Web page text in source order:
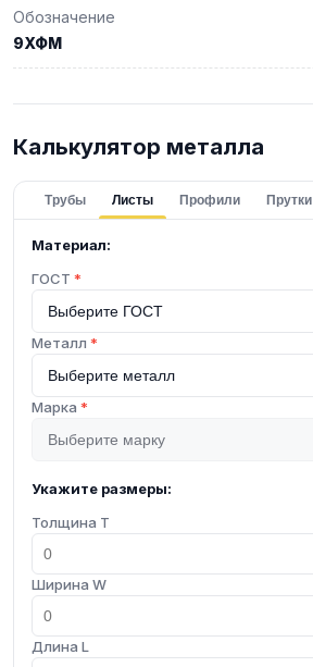
Обозначение
9ХФМ
Калькулятор металла
Трубы Листы Профили Прутки
Материал:
ГОСТ *
Металл *
Марка *
Укажите размеры:
Толщина T
Ширина W
Длина L